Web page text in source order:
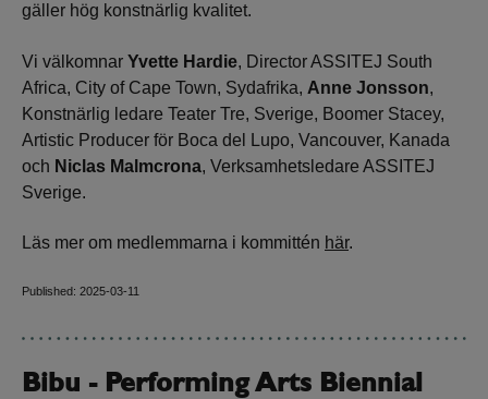
gäller hög konstnärlig kvalitet.
Vi välkomnar Yvette Hardie, Director ASSITEJ South
Africa, City of Cape Town, Sydafrika, Anne Jonsson,
Konstnärlig ledare Teater Tre, Sverige, Boomer Stacey,
Artistic Producer för Boca del Lupo, Vancouver, Kanada
och Niclas Malmcrona, Verksamhetsledare ASSITEJ
Sverige.
Läs mer om medlemmarna i kommittén här.
Published: 2025-03-11
Bibu - Performing Arts Biennial